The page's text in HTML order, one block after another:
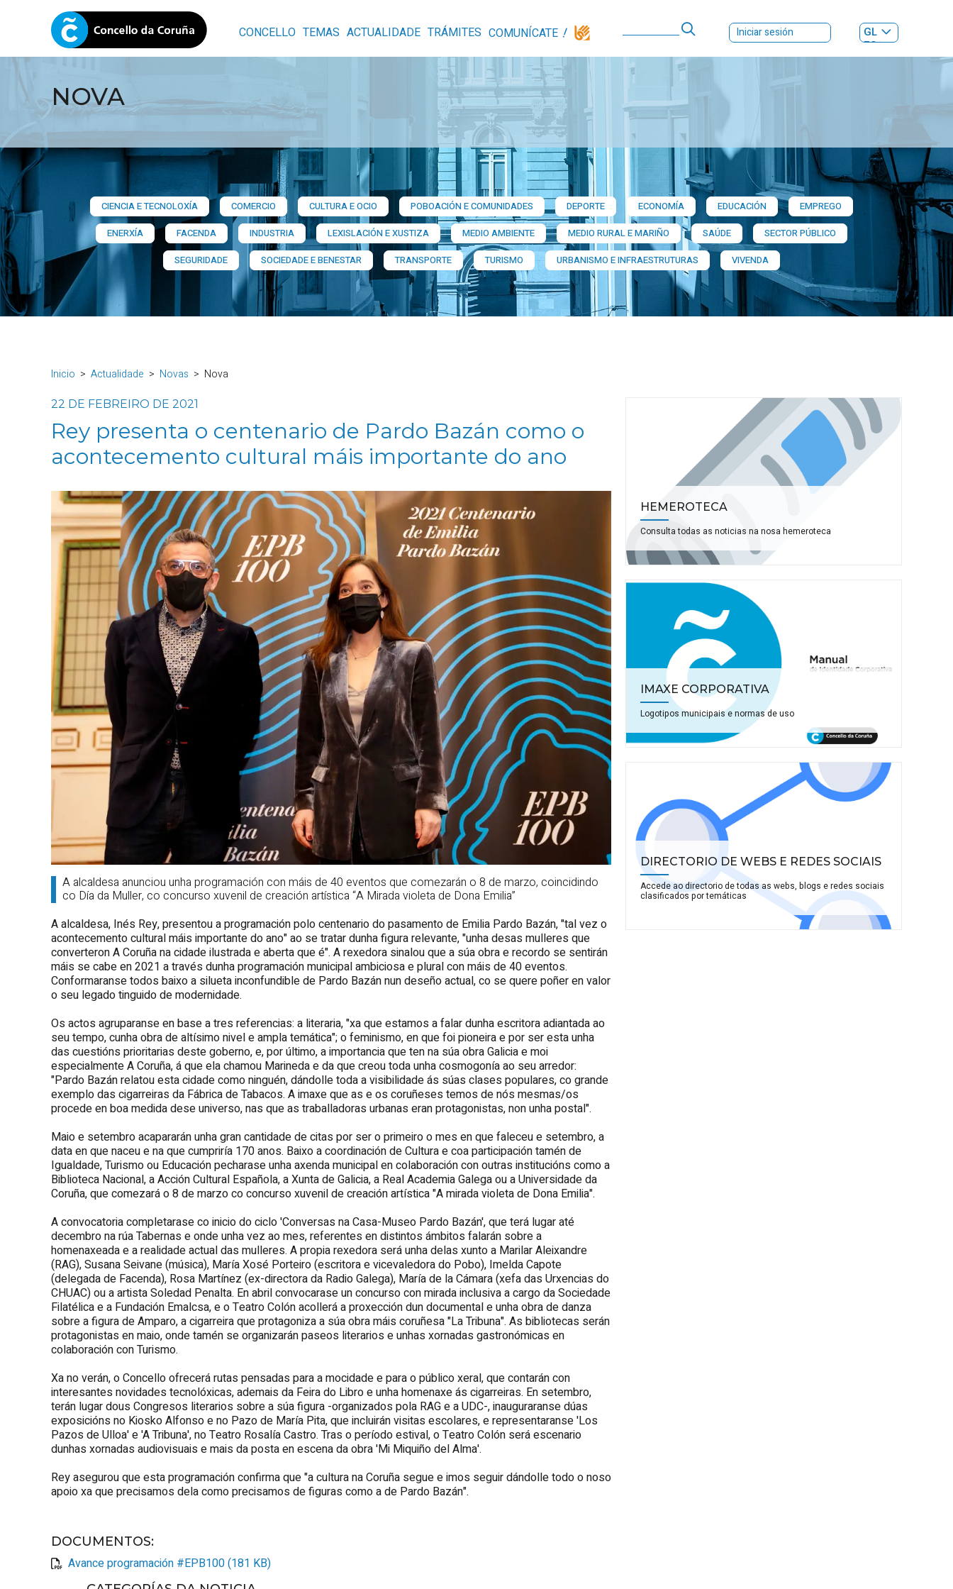
CONCELLO TEMAS ACTUALIDADE TRÁMITES COMUNÍCATE Iniciar sesión
GL
ES|
NOVA
CIENCIA E TECNOLOXÍA COMERCIO CULTURA E OCIO POBOACIÓN E COMUNIDADES DEPORTE ECONOMÍA EDUCACIÓN
EMPREGO
ENERXÍA
FACENDA INDUSTRIA LEXISLACIÓN E XUSTIZA MEDIO AMBIENTE MEDIO RURAL E MARIÑO SAÚDE
SECTOR PÚBLICO
SEGURIDADE
SOCIEDADE E BENESTAR TRANSPORTE TURISMO URBANISMO E INFRAESTRUTURAS VIVENDA
Inicio Actualidade Novas Nova
22 DE FEBREIRO DE 2021
Rey presenta o centenario de Pardo Bazán como o
acontecemento cultural máis importante do ano
A alcaldesa anunciou unha programación con máis de 40 eventos que comezarán o 8 de marzo, coincidindo
co Día da Muller, co concurso xuvenil de creación artística “A Mirada violeta de Dona Emilia”
A alcaldesa, Inés Rey, presentou a programación polo centenario do pasamento de Emilia Pardo Bazán, "tal vez o
acontecemento cultural máis importante do ano" ao se tratar dunha figura relevante, "unha desas mulleres que
converteron A Coruña na cidade ilustrada e aberta que é". A rexedora sinalou que a súa obra e recordo se sentirán
máis se cabe en 2021 a través dunha programación municipal ambiciosa e plural con máis de 40 eventos.
Conformaranse todos baixo a silueta inconfundible de Pardo Bazán nun deseño actual, co se quere poñer en valor
o seu legado tinguido de modernidade.
Os actos agruparanse en base a tres referencias: a literaria, "xa que estamos a falar dunha escritora adiantada ao
seu tempo, cunha obra de altísimo nivel e ampla temática"; o feminismo, en que foi pioneira e por ser esta unha
das cuestións prioritarias deste goberno, e, por último, a importancia que ten na súa obra Galicia e moi
especialmente A Coruña, á que ela chamou Marineda e da que creou toda unha cosmogonía ao seu arredor:
"Pardo Bazán relatou esta cidade como ninguén, dándolle toda a visibilidade ás súas clases populares, co grande
exemplo das cigarreiras da Fábrica de Tabacos. A imaxe que as e os coruñeses temos de nós mesmas/os
procede en boa medida dese universo, nas que as traballadoras urbanas eran protagonistas, non unha postal".
Maio e setembro acapararán unha gran cantidade de citas por ser o primeiro o mes en que faleceu e setembro, a
data en que naceu e na que cumpriría 170 anos. Baixo a coordinación de Cultura e coa participación tamén de
Igualdade, Turismo ou Educación pecharase unha axenda municipal en colaboración con outras institucións como a
Biblioteca Nacional, a Acción Cultural Española, a Xunta de Galicia, a Real Academia Galega ou a Universidade da
Coruña, que comezará o 8 de marzo co concurso xuvenil de creación artística "A mirada violeta de Dona Emilia".
A convocatoria completarase co inicio do ciclo 'Conversas na Casa-Museo Pardo Bazán', que terá lugar até
decembro na rúa Tabernas e onde unha vez ao mes, referentes en distintos ámbitos falarán sobre a
homenaxeada e a realidade actual das mulleres. A propia rexedora será unha delas xunto a Marilar Aleixandre
(RAG), Susana Seivane (música), María Xosé Porteiro (escritora e vicevaledora do Pobo), Imelda Capote
(delegada de Facenda), Rosa Martínez (ex-directora da Radio Galega), María de la Cámara (xefa das Urxencias do
CHUAC) ou a artista Soledad Penalta. En abril convocarase un concurso con mirada inclusiva a cargo da Sociedade
Filatélica e a Fundación Emalcsa, e o Teatro Colón acollerá a proxección dun documental e unha obra de danza
sobre a figura de Amparo, a cigarreira que protagoniza a súa obra máis coruñesa "La Tribuna". As bibliotecas serán
protagonistas en maio, onde tamén se organizarán paseos literarios e unhas xornadas gastronómicas en
colaboración con Turismo.
Xa no verán, o Concello ofrecerá rutas pensadas para a mocidade e para o público xeral, que contarán con
interesantes novidades tecnolóxicas, ademais da Feira do Libro e unha homenaxe ás cigarreiras. En setembro,
terán lugar dous Congresos literarios sobre a súa figura -organizados pola RAG e a UDC-, inauguraranse dúas
exposicións no Kiosko Alfonso e no Pazo de María Pita, que incluirán visitas escolares, e representaranse 'Los
Pazos de Ulloa' e 'A Tribuna', no Teatro Rosalía Castro. Tras o período estival, o Teatro Colón será escenario
dunhas xornadas audiovisuais e mais da posta en escena da obra 'Mi Miquiño del Alma'.
Rey asegurou que esta programación confirma que "a cultura na Coruña segue e imos seguir dándolle todo o noso
apoio xa que precisamos dela como precisamos de figuras como a de Pardo Bazán".
DOCUMENTOS:
Avance programación #EPB100 (181 KB)
HEMEROTECA
Consulta todas as noticias na nosa hemeroteca
IMAXE CORPORATIVA
Logotipos municipais e normas de uso
DIRECTORIO DE WEBS E REDES SOCIAIS
Accede ao directorio de todas as webs, blogs e redes sociais
clasificados por temáticas